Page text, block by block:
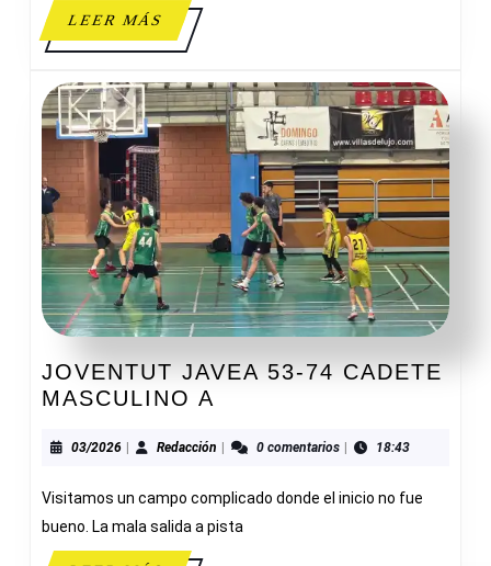
LEER MÁSLEER
MÁS
JOVENTUT JAVEA 53-74 CADETE
MASCULINO A
53-
CADETE
MASCULINO
03/202603/2026Redacción Redacción0 comentarios 18:43
Visitamos un campo complicado donde el inicio no fue
bueno. La mala salida a pista